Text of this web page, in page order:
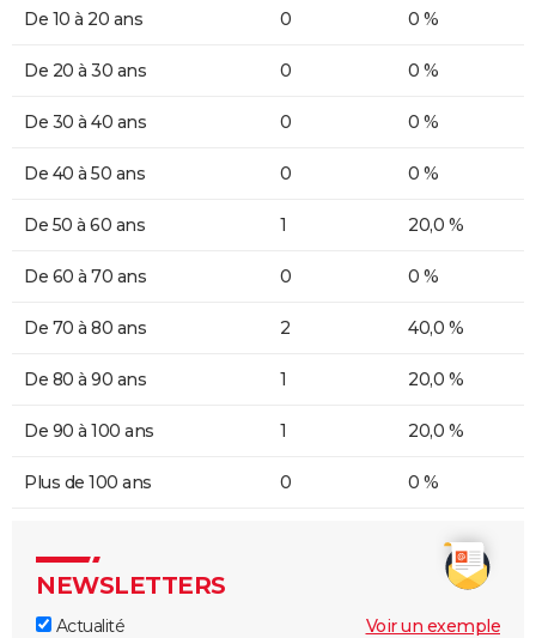
De 10 à 20 ans 0 0 %
De 20 à 30 ans 0 0 %
De 30 à 40 ans 0 0 %
De 40 à 50 ans 0 0 %
De 50 à 60 ans 1 20,0 %
De 60 à 70 ans 0 0 %
De 70 à 80 ans 2 40,0 %
De 80 à 90 ans 1 20,0 %
De 90 à 100 ans 1 20,0 %
Plus de 100 ans 0 0 %
NEWSLETTERS
Actualité
Voir un exemple